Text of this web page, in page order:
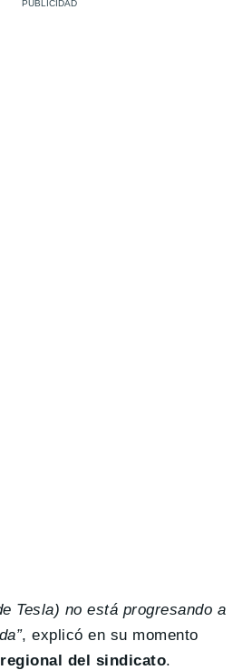
Tesla) no está progresando a
, explicó en su momento
del sindicato.